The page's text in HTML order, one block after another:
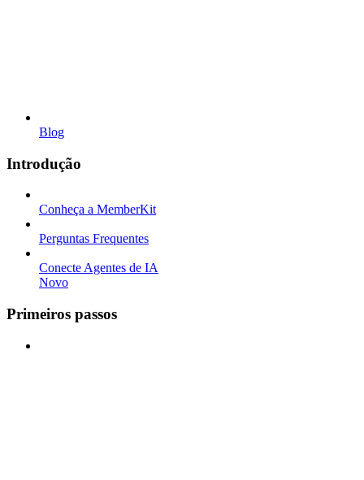
Blog
Introdução
Conheça a MemberKit
Perguntas Frequentes
Conecte Agentes de IA
Novo
Primeiros passos